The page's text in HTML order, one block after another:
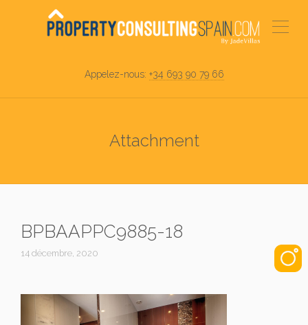
Appelez-nous: +34 693 90 79 66
Attachment
BPBAAPPC9885-18
14 décembre, 2020